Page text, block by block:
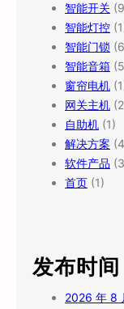
智能开关
智能灯控
智能门锁
智能音箱
窗帘电机
网关主机
自助机 (1)
解决方案
软件产品
首页 (1)
发布时间
2026 年 8